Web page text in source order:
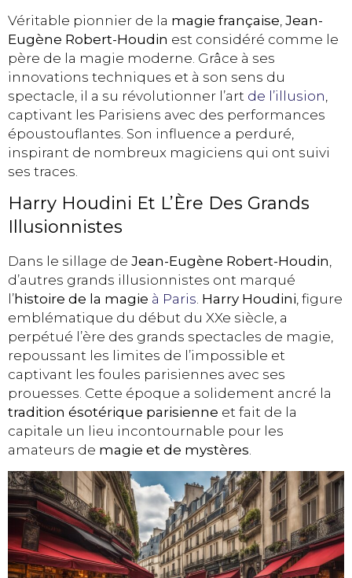
Véritable pionnier de la magie française Jean-
Eugène Robert-Houdin est considéré comme le
père de la magie moderne. Grâce à ses
innovations techniques et à son sens du
spectacle, il a su révolutionner l’art de l’illusion
captivant les Parisiens avec des performances
époustouflantes. Son influence a perduré,
inspirant de nombreux magiciens qui ont suivi
ses traces.
Harry Houdini Et L’Ère Des Grands
Illusionnistes
Dans le sillage de Jean-Eugène Robert-Houdin,
d’autres grands illusionnistes ont marqué
l’histoire de la magie à Paris. Harry Houdini, figure
emblématique du début du XXe siècle, a
perpétué l’ère des grands spectacles de magie,
repoussant les limites de l’impossible et
captivant les foules parisiennes avec ses
prouesses. Cette époque a solidement ancré la
tradition ésotérique parisienne et fait de la
capitale un lieu incontournable pour les
amateurs de magie et de mystères.